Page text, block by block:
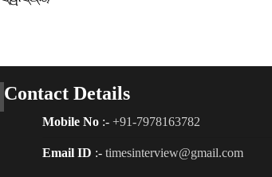
Contact Details
Mobile No :- +91-7978163782
Email ID :- timesinterview@gmail.com